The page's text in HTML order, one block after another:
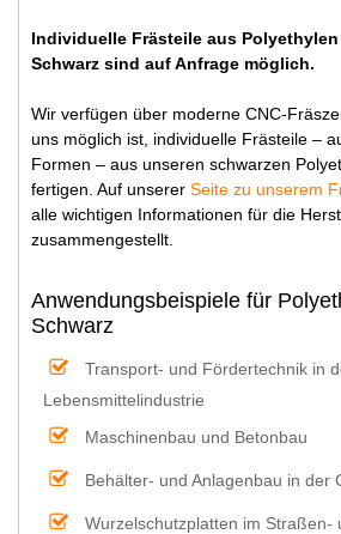
Individuelle Frästeile aus
Schwarz sind auf Anfrage möglich.
Wir verfügen über moderne CNC-
uns möglich ist, individuelle Frästeile –
Formen – aus unseren schwarzen
fertigen. Auf unserer Seite zu unserem
alle wichtigen Informationen für die
zusammengestellt.
Anwendungsbeispiele für
Schwarz
Transport- und Fördertechnik in
Lebensmittelindustrie
Maschinenbau und Betonbau
Behälter- und Anlagenbau in der
Wurzelschutzplatten im Straßen-